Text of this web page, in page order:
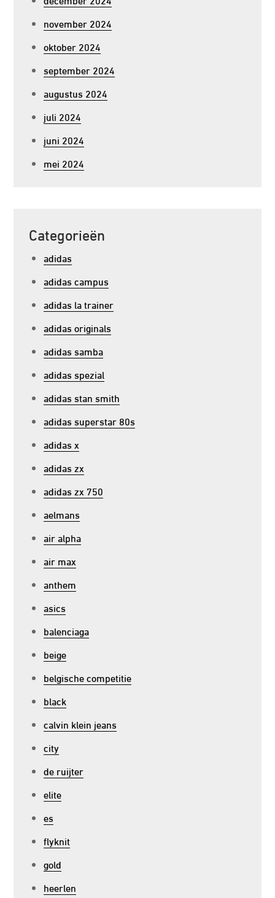
november 2024
oktober 2024
september 2024
augustus 2024
juli 2024
juni 2024
mei 2024
Categorieën
adidas
adidas campus
adidas la trainer
adidas originals
adidas samba
adidas spezial
adidas stan smith
adidas superstar 80s
adidas x
adidas zx
adidas zx 750
aelmans
air alpha
air max
anthem
asics
balenciaga
beige
belgische competitie
black
calvin klein jeans
city
de ruijter
elite
es
flyknit
gold
heerlen